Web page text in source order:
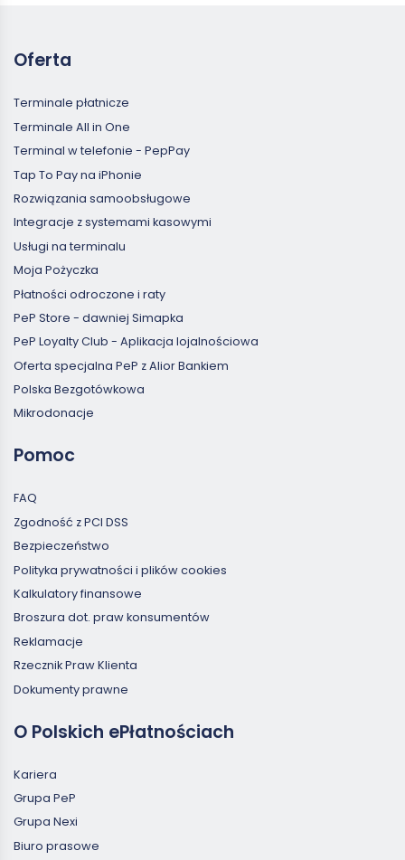
Oferta
Terminale płatnicze
Terminale All in One
Terminal w telefonie - PepPay
Tap To Pay na iPhonie
Rozwiązania samoobsługowe
Integracje z systemami kasowymi
Usługi na terminalu
Moja Pożyczka
Płatności odroczone i raty
PeP Store - dawniej Simapka
PeP Loyalty Club - Aplikacja lojalnościowa
Oferta specjalna PeP z Alior Bankiem
Polska Bezgotówkowa
Mikrodonacje
Pomoc
FAQ
Zgodność z PCI DSS
Bezpieczeństwo
Polityka prywatności i plików cookies
Kalkulatory finansowe
Broszura dot. praw konsumentów
Reklamacje
Rzecznik Praw Klienta
Dokumenty prawne
O Polskich ePłatnościach
Kariera
Grupa PeP
Grupa Nexi
Biuro prasowe